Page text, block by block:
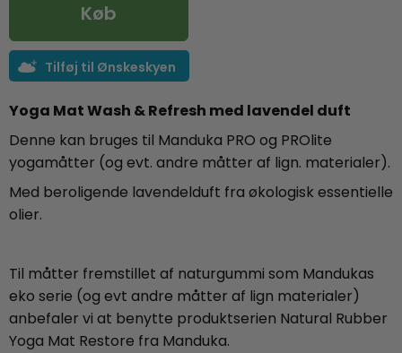
Køb
Tilføj til Ønskeskyen
Yoga Mat Wash & Refresh med lavendel duft
Denne kan bruges til Manduka PRO og PROlite
yogamåtter (og evt. andre måtter af lign. materialer).
Med beroligende lavendelduft fra økologisk essentielle
olier.
Til måtter fremstillet af naturgummi som Mandukas
eko serie (og evt andre måtter af lign materialer)
anbefaler vi at benytte produktserien Natural Rubber
Yoga Mat Restore fra Manduka.